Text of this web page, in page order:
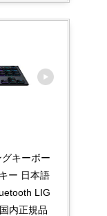
キーボー
ー 日本語
LIG
内正規品